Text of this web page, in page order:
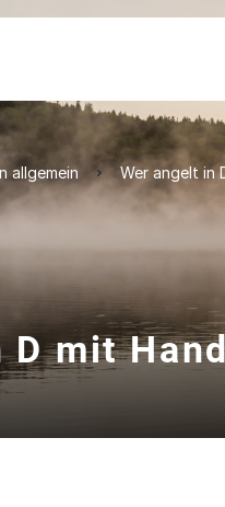
allgemein Wer angelt in
mit